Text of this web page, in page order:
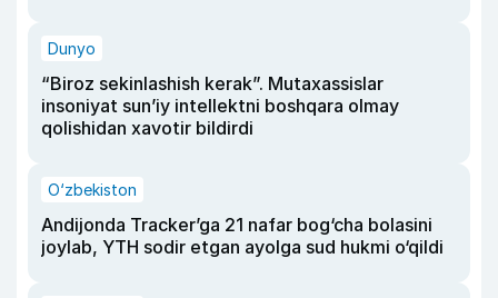
Dunyo
“Biroz sekinlashish kerak”. Mutaxassislar
insoniyat sun’iy intellektni boshqara olmay
qolishidan xavotir bildirdi
O‘zbekiston
Andijonda Tracker’ga 21 nafar bog‘cha bolasini
joylab, YTH sodir etgan ayolga sud hukmi o‘qildi